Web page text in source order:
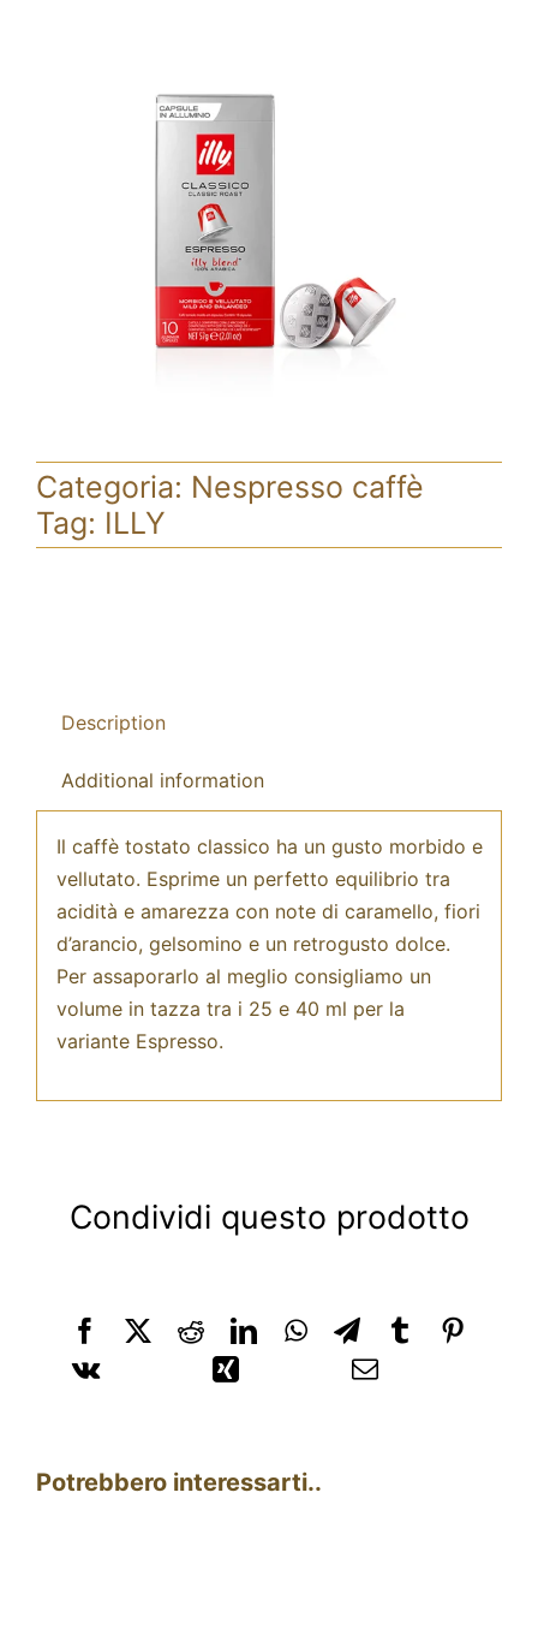
Categoria: Nespresso caffè
Tag: ILLY
Description
Additional information
Il caffè tostato classico ha un gusto morbido e
vellutato. Esprime un perfetto equilibrio tra
acidità e amarezza con note di caramello, fiori
d’arancio, gelsomino e un retrogusto dolce.
Per assaporarlo al meglio consigliamo un
volume in tazza tra i 25 e 40 ml per la
variante Espresso.
Condividi questo prodotto
Potrebbero interessarti..